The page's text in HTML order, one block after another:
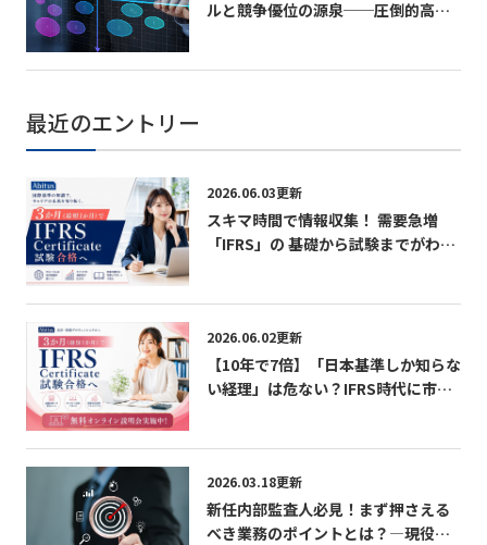
ルと競争優位の源泉──圧倒的高収
最近のエントリー
2026.06.03更新
スキマ時間で情報収集！ 需要急増
「IFRS」の 基礎から試験までがわか
2026.06.02更新
【10年で7倍】「日本基準しか知らな
い経理」は危ない？IFRS時代に市場
2026.03.18更新
新任内部監査人必見！まず押さえる
べき業務のポイントとは？―現役内